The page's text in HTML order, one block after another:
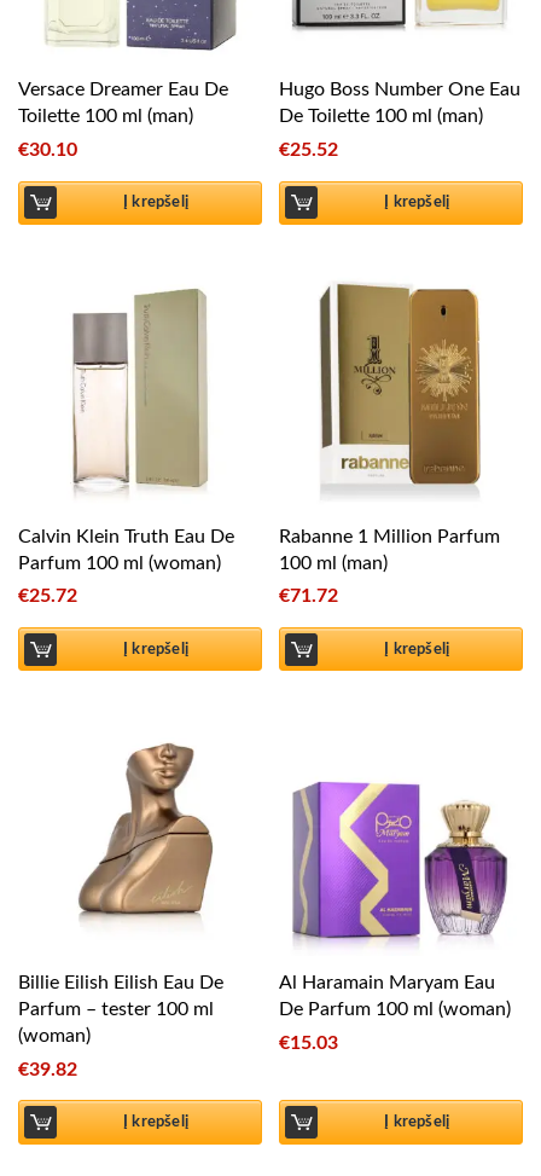
Versace Dreamer Eau De
Toilette 100 ml (man)
€30.10
Į krepšelį
Hugo Boss Number One Eau
De Toilette 100 ml (man)
€25.52
Į krepšelį
Calvin Klein Truth Eau De
Parfum 100 ml (woman)
€25.72
Į krepšelį
Rabanne 1 Million Parfum
100 ml (man)
€71.72
Į krepšelį
Billie Eilish Eilish Eau De
Parfum – tester 100 ml
(woman)
€39.82
Į krepšelį
Al Haramain Maryam Eau
De Parfum 100 ml (woman)
€15.03
Į krepšelį